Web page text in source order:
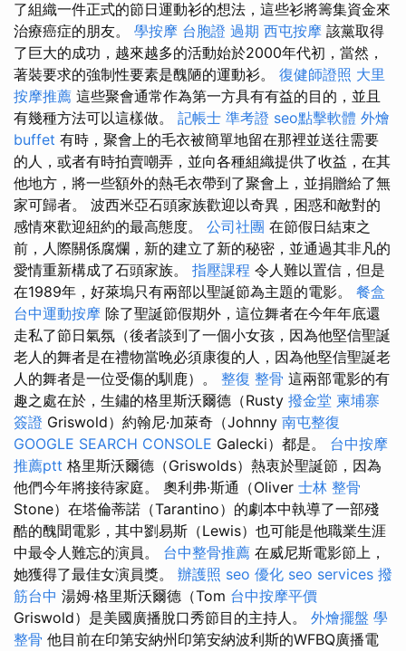
了組織一件正式的節日運動衫的想法，這些衫將籌集資金來
治療癌症的朋友。 學按摩 台胞證 過期 西屯按摩 該黨取得
了巨大的成功，越來越多的活動始於2000年代初，當然，
著裝要求的強制性要素是醜陋的運動衫。 復健師證照 大里
按摩推薦 這些聚會通常作為第一方具有有益的目的，並且
有幾種方法可以這樣做。 記帳士 準考證 seo點擊軟體 外燴
buffet 有時，聚會上的毛衣被簡單地留在那裡並送往需要
的人，或者有時拍賣嘲弄，並向各種組織提供了收益，在其
他地方，將一些額外的熱毛衣帶到了聚會上，並捐贈給了無
家可歸者。 波西米亞石頭家族歡迎以奇異，困惑和敵對的
感情來歡迎紐約的最高態度。 公司社團 在節假日結束之
前，人際關係腐爛，新的建立了新的秘密，並通過其非凡的
愛情重新構成了石頭家族。 指壓課程 令人難以置信，但是
在1989年，好萊塢只有兩部以聖誕節為主題的電影。 餐盒
台中運動按摩 除了聖誕節假期外，這位舞者在今年年底還
走私了節日氣氛（後者談到了一個小女孩，因為他堅信聖誕
老人的舞者是在禮物當晚必須康復的人，因為他堅信聖誕老
人的舞者是一位受傷的馴鹿）。 整復 整骨 這兩部電影的有
趣之處在於，生鏽的格里斯沃爾德（Rusty 撥金堂 柬埔寨
簽證 Griswold）約翰尼·加萊奇（Johnny 南屯整復
GOOGLE SEARCH CONSOLE Galecki）都是。 台中按摩
推薦ptt 格里斯沃爾德（Griswolds）熱衷於聖誕節，因為
他們今年將接待家庭。 奧利弗·斯通（Oliver 士林 整骨
Stone）在塔倫蒂諾（Tarantino）的劇本中執導了一部殘
酷的醜聞電影，其中劉易斯（Lewis）也可能是他職業生涯
中最令人難忘的演員。 台中整骨推薦 在威尼斯電影節上，
她獲得了最佳女演員獎。 辦護照 seo 優化 seo services 撥
筋台中 湯姆·格里斯沃爾德（Tom 台中按摩平價
Griswold）是美國廣播脫口秀節目的主持人。 外燴擺盤 學
整骨 他目前在印第安納州印第安納波利斯的WFBQ廣播電